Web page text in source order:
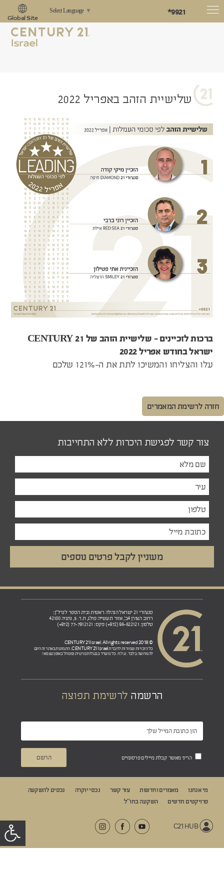
*9921
Select Language ▼
Global Site
שלישיית הזהב באפריל 2022
ברכות לזכיינים - שלישיית הזהב של CENTURY 21
ישראל בחודש אפריל 2022
עלו והצליחו והמשיכו לתת את ה-121% שלכם
חזרה לרשימת המאמרים
צור קשר לפגישת היכרות ללא התחייבות
סנצ'ורי 21 ישראל הנהלה ראשית ובית הספר לנדל"ן:
רחוב הצורן 4ב', אזור תעשייה פולג, ת.ד. 5, נתניה 42100
טלפון: 98-822121 (972+) פקס: 77-7912121 (972+)
© 2018 CENTURY 21 Israel. All rights reserved
כל הזכויות שמורות לחברתCENTURY 21 Israel. התמונות באתר זה הינם
להמחשה בלבד. ט.ל.ח. כל משרד בבעלות פרטית ומנוהל באופן עצמאי.
הרשמה לרשימת תפוצה
הריני מאשר קבלת מיילים פרסומיים
מי אנחנו מאמרים וחדשות צור קשר נכסי יוקרה
נכסים להשקעה
פרויקטים חדשים
השקעה בחו“ל
C21 HUB